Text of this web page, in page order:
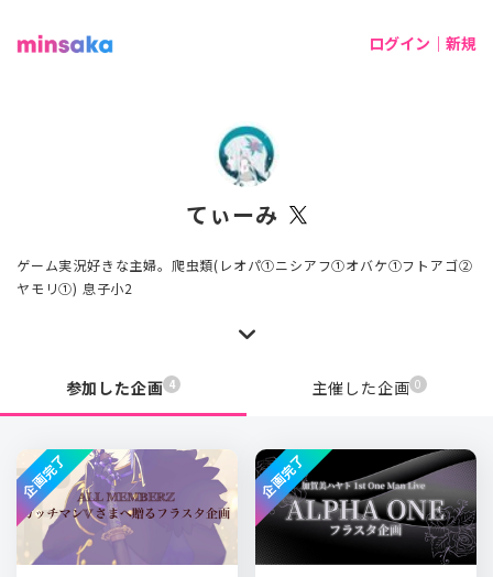
ログイン｜新規
てぃーみ
ゲーム実況好きな主婦。爬虫類(レオパ①ニシアフ①オバケ①フトアゴ②
ヤモリ①) 息子小2
参加した企画 4 主催した企画 0
企画完了 企画完了